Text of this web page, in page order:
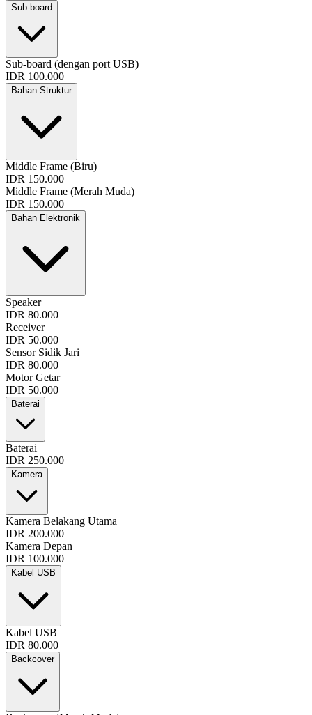
Sub-board
Sub-board (dengan port USB)
IDR 100.000
Bahan Struktur
Middle Frame (Biru)
IDR 150.000
Middle Frame (Merah Muda)
IDR 150.000
Bahan Elektronik
Speaker
IDR 80.000
Receiver
IDR 50.000
Sensor Sidik Jari
IDR 80.000
Motor Getar
IDR 50.000
Baterai
Baterai
IDR 250.000
Kamera
Kamera Belakang Utama
IDR 200.000
Kamera Depan
IDR 100.000
Kabel USB
Kabel USB
IDR 80.000
Backcover